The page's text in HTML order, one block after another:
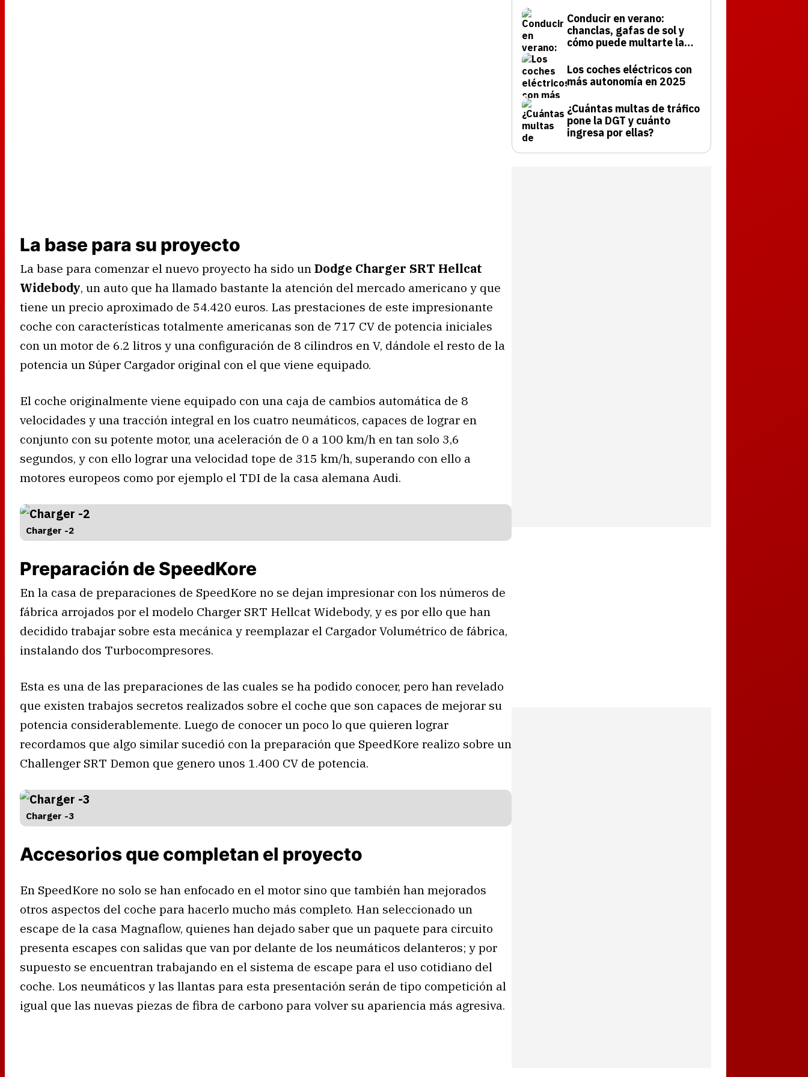
La base para su proyecto
La base para comenzar el nuevo proyecto ha sido un Dodge Charger SRT Hellcat
Widebody, un auto que ha llamado bastante la atención del mercado americano y que
tiene un precio aproximado de 54.420 euros. Las prestaciones de este impresionante
coche con características totalmente americanas son de 717 CV de potencia iniciales
con un motor de 6.2 litros y una configuración de 8 cilindros en V, dándole el resto de la
potencia un Súper Cargador original con el que viene equipado.
El coche originalmente viene equipado con una caja de cambios automática de 8
velocidades y una tracción integral en los cuatro neumáticos, capaces de lograr en
conjunto con su potente motor, una aceleración de 0 a 100 km/h en tan solo 3,6
segundos, y con ello lograr una velocidad tope de 315 km/h, superando con ello a
motores europeos como por ejemplo el TDI de la casa alemana Audi.
Charger -2
Preparación de SpeedKore
En la casa de preparaciones de SpeedKore no se dejan impresionar con los números de
fábrica arrojados por el modelo Charger SRT Hellcat Widebody, y es por ello que han
decidido trabajar sobre esta mecánica y reemplazar el Cargador Volumétrico de fábrica,
instalando dos Turbocompresores.
Esta es una de las preparaciones de las cuales se ha podido conocer, pero han revelado
que existen trabajos secretos realizados sobre el coche que son capaces de mejorar su
potencia considerablemente. Luego de conocer un poco lo que quieren lograr
recordamos que algo similar sucedió con la preparación que SpeedKore realizo sobre un
Challenger SRT Demon que genero unos 1.400 CV de potencia.
Charger -3
Accesorios que completan el proyecto
En SpeedKore no solo se han enfocado en el motor sino que también han mejorados
otros aspectos del coche para hacerlo mucho más completo. Han seleccionado un
escape de la casa Magnaflow, quienes han dejado saber que un paquete para circuito
presenta escapes con salidas que van por delante de los neumáticos delanteros; y por
supuesto se encuentran trabajando en el sistema de escape para el uso cotidiano del
coche. Los neumáticos y las llantas para esta presentación serán de tipo competición al
igual que las nuevas piezas de fibra de carbono para volver su apariencia más agresiva.
Conducir en verano:
chanclas, gafas de sol y
cómo puede multarte la
Los coches eléctricos con
más autonomía en 2025
¿Cuántas multas de tráfico
pone la DGT y cuánto
ingresa por ellas?